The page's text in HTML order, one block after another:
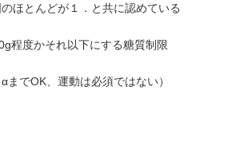
ほとんどが１．と共に認めている
程度かそれ以下にする糖質制限
までOK、運動は必須ではない）